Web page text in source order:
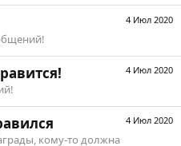
4 Июл 2020
4 Июл 2020
4 Июл 2020
кому-то должна